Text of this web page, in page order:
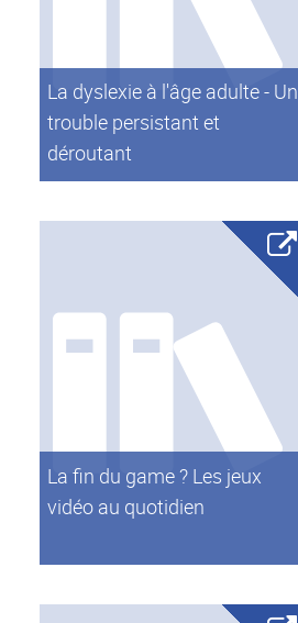
La dyslexie à l'âge adulte - Un
trouble persistant et
déroutant
La fin du game ? Les jeux
vidéo au quotidien